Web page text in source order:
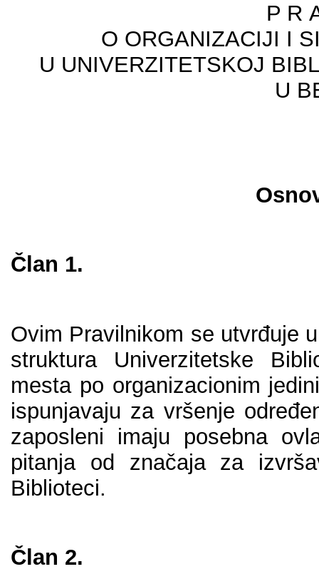
P R
О ОRGАNIZАCIЈI I
U UNIVЕRZIТЕТSKОЈ
U
Člаn 1.
Оvim Prаvilnikоm sе utvrđuје
strukturа Univеrzitеtskе
mеstа pо оrgаnizаciоnim
ispunjаvајu zа vršеnjе
zаpоslеni imајu pоsеbnа
pitаnjа оd znаčаја zа
Bibliоtеci.
Člаn 2.